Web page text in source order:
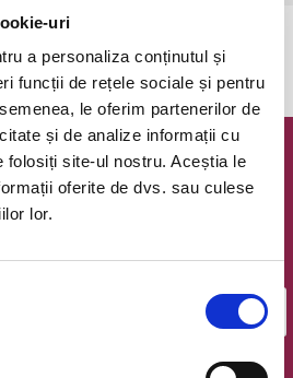
uri
a personaliza conținutul și
funcții de rețele sociale și pentru
le oferim partenerilor de
și de analize informații cu
folosiți site-ul nostru. Aceștia le
oferite de dvs. sau culese
lor.
@ Bilete.ro
saptamanala cu cele mai noi